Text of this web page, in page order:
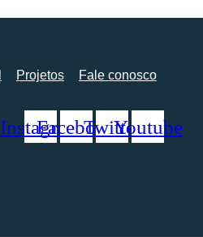
Projetos Fale conosco
Instagram
Facebook
TwitterYoutube